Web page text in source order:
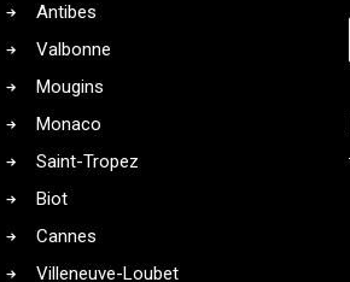
Antibes
Valbonne
Mougins
Monaco
Saint-Tropez
Biot
Cannes
Villeneuve-Loubet